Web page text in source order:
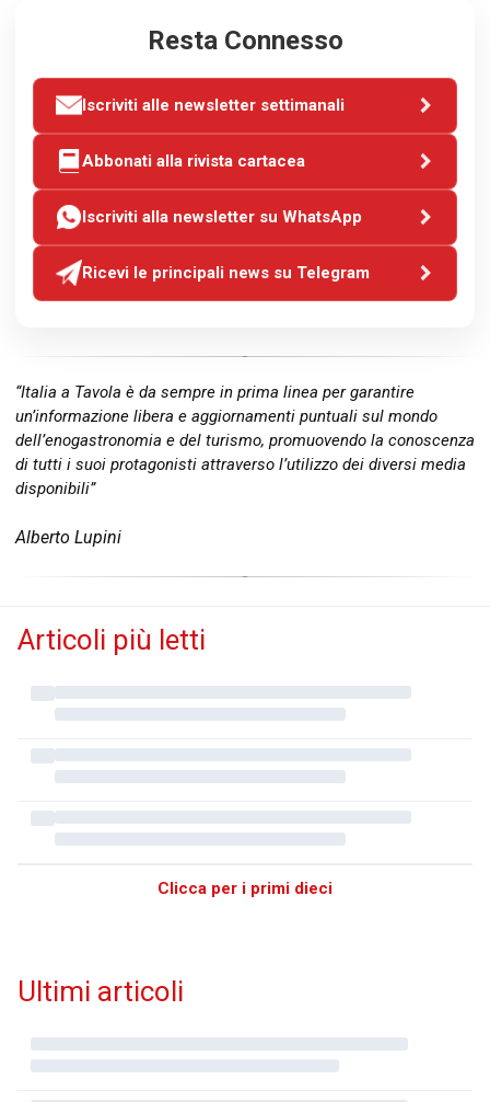
Resta Connesso
Iscriviti alle newsletter settimanali
Abbonati alla rivista cartacea
Iscriviti alla newsletter su WhatsApp
Ricevi le principali news su Telegram
“Italia a Tavola è da sempre in prima linea per garantire
un’informazione libera e aggiornamenti puntuali sul mondo
dell’enogastronomia e del turismo, promuovendo la conoscenza
di tutti i suoi protagonisti attraverso l’utilizzo dei diversi media
disponibili”
Alberto Lupini
Articoli più letti
Clicca per i primi dieci
Ultimi articoli